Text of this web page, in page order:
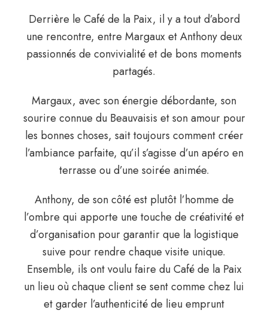
Derrière le Café de la Paix, il y a tout d’abord
une rencontre, entre Margaux et Anthony deux
passionnés de convivialité et de bons moments
partagés.
Margaux, avec son énergie débordante, son
sourire connue du Beauvaisis et son amour pour
les bonnes choses, sait toujours comment créer
l’ambiance parfaite, qu’il s’agisse d’un apéro en
terrasse ou d’une soirée animée.
Anthony, de son côté est plutôt l’homme de
l’ombre qui apporte une touche de créativité et
d’organisation pour garantir que la logistique
suive pour rendre chaque visite unique.
Ensemble, ils ont voulu faire du Café de la Paix
un lieu où chaque client se sent comme chez lui
et garder l’authenticité de lieu emprunt